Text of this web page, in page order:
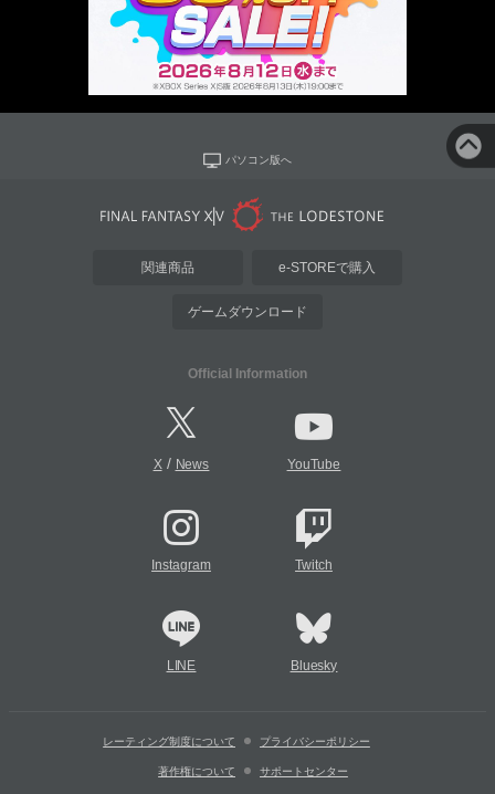
パソコン版へ
関連商品 e-STOREで購入
ゲームダウンロード
Official Information
X/ News YouTube
Instagram Twitch
LINE Bluesky
レーティング制度について プライバシーポリシー
著作権について サポートセンター